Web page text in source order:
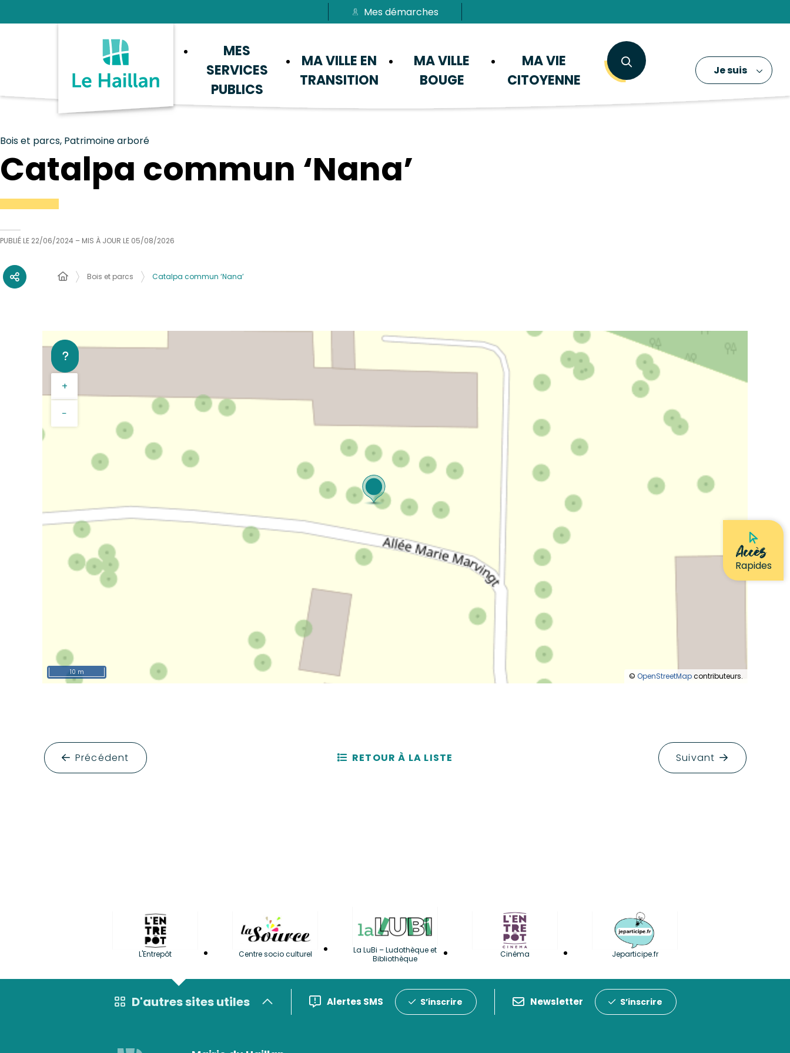
Passer au contenu
Mes démarches
MES
SERVICES
PUBLICS
MA VILLE EN
TRANSITION
MA VILLE
BOUGE
MA VIE
CITOYENNE
Accès
Rapides
Je suis
Bois et parcs, Patrimoine arboré
Catalpa commun ‘Nana’
PUBLIÉ LE 22/06/2024 – MIS À JOUR LE 05/08/2026
Bois et parcs Catalpa commun ‘Nana’
+
−
© OpenStreetMapcontributeurs.
10 m
Précédent RETOUR À LA LISTE Suivant
L'Entrepôt Centre socio culturel
La LuBi – Ludothèque et
Bibliothèque
Cinéma Jeparticipe.fr
D'autres sites utiles Alertes SMS S’inscrire Newsletter S’inscrire